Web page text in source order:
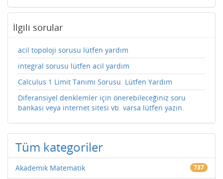
İlgili sorular
acil topoloji sorusu lütfen yardım
integral sorusu lütfen acil yardım
Calculus 1 Limit Tanımı Sorusu. Lütfen Yardım
Diferansiyel denklemler için önerebileceğiniz soru
bankası veya internet sitesi vb. varsa lütfen yazın.
Tüm kategoriler
Akademik Matematik 737